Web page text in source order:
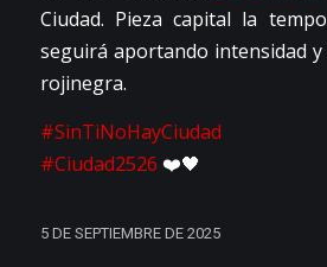
Ciudad. Pieza capital la
seguirá aportando intensidad
rojinegra.
#SinTiNoHayCiudad
#Ciudad2526 ❤️🖤
5 DE SEPTIEMBRE DE 2025